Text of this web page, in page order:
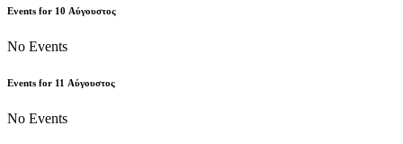
Events for 10 Αύγουστος
No Events
Events for 11 Αύγουστος
No Events